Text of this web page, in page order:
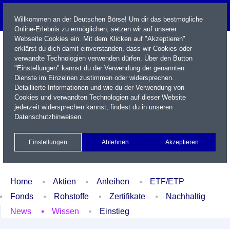
Name / WKN / ISIN / Kürzel
Xetra Realtime
Watchlist Portfolio Login
Home Aktien Anleihen
ETF/ETP
Fonds
Rohstoffe Zertifikate
Nachhaltig
News
Wissen Einstieg
Willkommen an der Deutschen Börse! Um dir das bestmögliche
Online-Erlebnis zu ermöglichen, setzen wir auf unserer
Webseite Cookies ein. Mit dem Klicken auf "Akzeptieren"
erklärst du dich damit einverstanden, dass wir Cookies oder
verwandte Technologien verwenden dürfen. Über den Button
"Einstellungen" kannst du der Verwendung der genannten
Dienste im Einzelnen zustimmen oder widersprechen.
Detaillierte Informationen und wie du der Verwendung von
Cookies und verwandten Technologien auf dieser Website
jederzeit widersprechen kannst, findest du in unseren
Datenschutzhinweisen.
Einstellungen Ablehnen Akzeptieren